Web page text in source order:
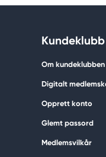
Kundeklubb
Om kundeklubben
Digitalt
Opprett konto
Glemt passord
Medlemsvilkår